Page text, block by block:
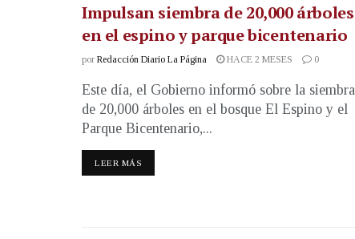
Impulsan siembra de 20,000 árboles
en el espino y parque bicentenario
por Redacción Diario La Página HACE 2 MESES 0
Este día, el Gobierno informó sobre la siembra
de 20,000 árboles en el bosque El Espino y el
Parque Bicentenario,...
LEER MÁS